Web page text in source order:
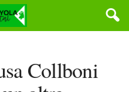
Collboni